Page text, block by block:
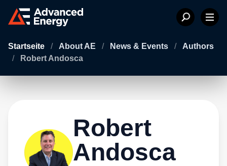
Startseite / About AE / News & Events /
Authors
/
Robert Andosca
Robert
Andosca